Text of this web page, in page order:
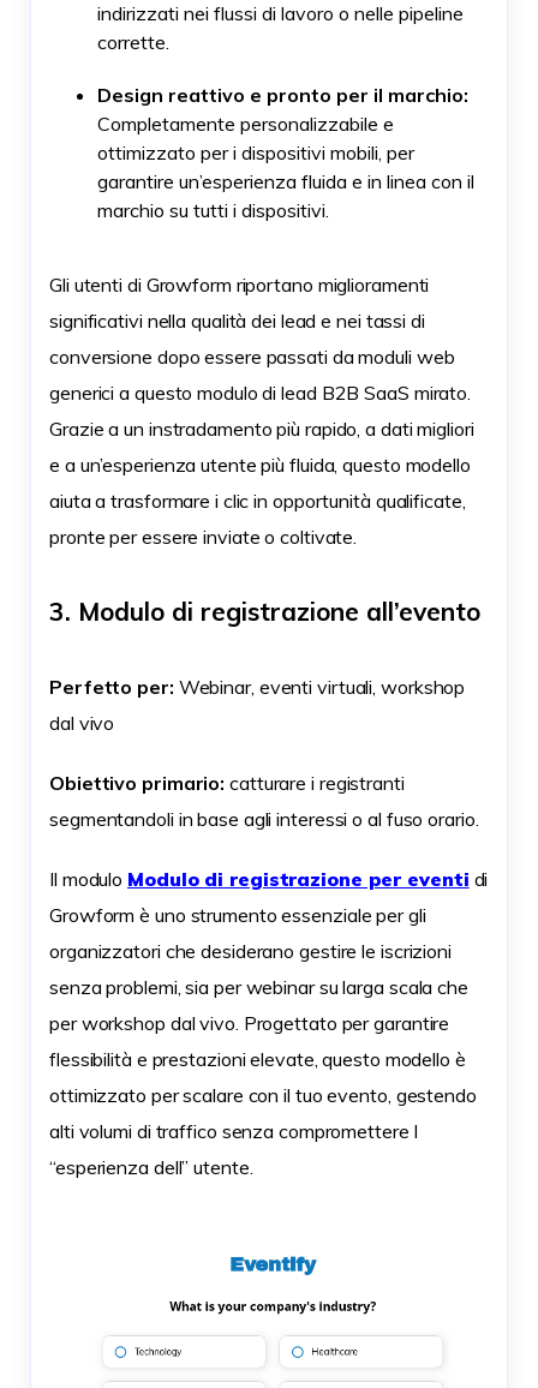
indirizzati nei flussi di lavoro o nelle pipeline
corrette.
Design reattivo e pronto per il marchio:
Completamente personalizzabile e
ottimizzato per i dispositivi mobili, per
garantire un’esperienza fluida e in linea con il
marchio su tutti i dispositivi.
Gli utenti di Growform riportano miglioramenti
significativi nella qualità dei lead e nei tassi di
conversione dopo essere passati da moduli web
generici a questo modulo di lead B2B SaaS mirato.
Grazie a un instradamento più rapido, a dati migliori
e a un’esperienza utente più fluida, questo modello
aiuta a trasformare i clic in opportunità qualificate,
pronte per essere inviate o coltivate.
3. Modulo di registrazione all’evento
Perfetto per: Webinar, eventi virtuali, workshop
dal vivo
Obiettivo primario: catturare i registranti
segmentandoli in base agli interessi o al fuso orario.
Il modulo Modulo di registrazione per eventi di
Growform è uno strumento essenziale per gli
organizzatori che desiderano gestire le iscrizioni
senza problemi, sia per webinar su larga scala che
per workshop dal vivo. Progettato per garantire
flessibilità e prestazioni elevate, questo modello è
ottimizzato per scalare con il tuo evento, gestendo
alti volumi di traffico senza compromettere l
“esperienza dell” utente.